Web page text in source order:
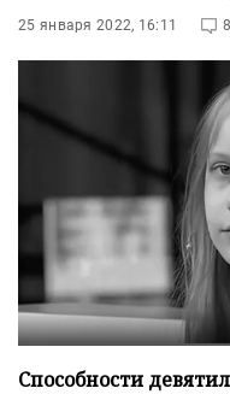
25 января 2022, 16:11
Способности